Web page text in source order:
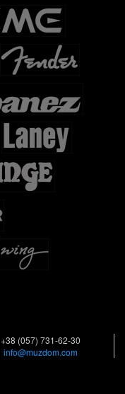
+38 (057) 731-62-30
info@muzdom.com